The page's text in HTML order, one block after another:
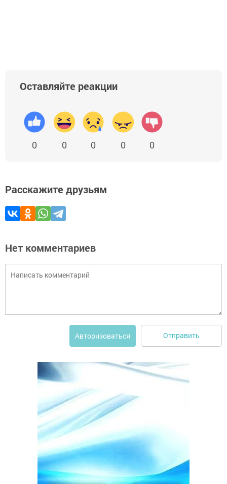
Оставляйте реакции
0 0 0 0 0
Расскажите друзьям
Нет комментариев
Авторизоваться Отправить